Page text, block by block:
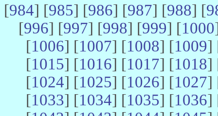
[984] [985] [986] [987] [988] [
[996] [997] [998] [999] [1000
[1006] [1007] [1008] [1009]
[1015] [1016] [1017] [1018]
[1024] [1025] [1026] [1027]
[1033] [1034] [1035] [1036]